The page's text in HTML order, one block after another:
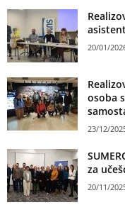
20/01/
osoba
23/12/
za
20/11/